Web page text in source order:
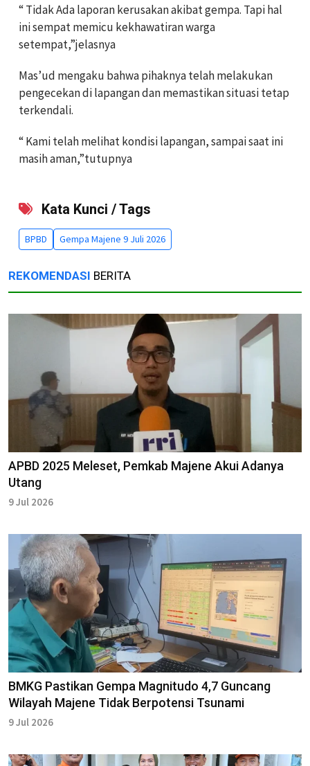
“ Tidak Ada laporan kerusakan akibat gempa. Tapi hal
ini sempat memicu kekhawatiran warga
setempat,”jelasnya
Mas’ud mengaku bahwa pihaknya telah melakukan
pengecekan di lapangan dan memastikan situasi tetap
terkendali.
“ Kami telah melihat kondisi lapangan, sampai saat ini
masih aman,”tutupnya
Kata Kunci / Tags
BPBD Gempa Majene 9 Juli 2026
REKOMENDASI BERITA
APBD 2025 Meleset, Pemkab Majene Akui Adanya
Utang
9 Jul 2026
BMKG Pastikan Gempa Magnitudo 4,7 Guncang
Wilayah Majene Tidak Berpotensi Tsunami
9 Jul 2026